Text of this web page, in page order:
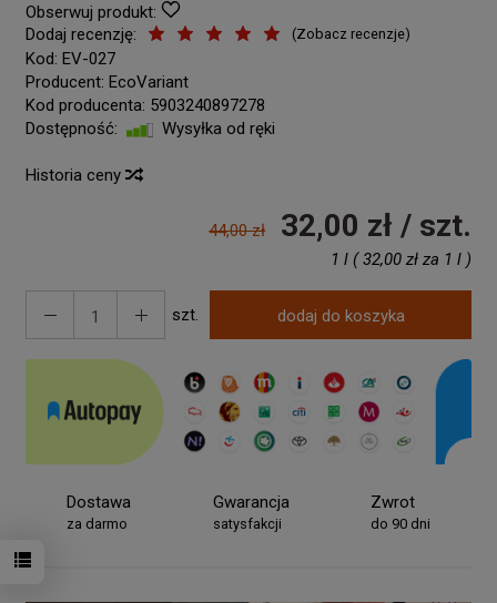
Obserwuj produkt:
Dodaj recenzję:
(Zobacz recenzje)
Kod: EV-027
Producent: EcoVariant
Kod producenta: 5903240897278
Dostępność:
Wysyłka od ręki
Historia ceny
44,00 zł 32,00 zł / szt.
1 l (32,00 zł za 1 l )
szt. dodaj do koszyka
Dostawa
za darmo
Gwarancja
satysfakcji
Zwrot
do 90 dni